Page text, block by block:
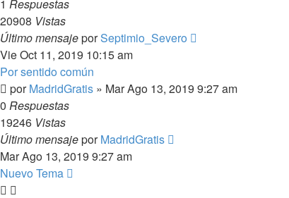
1 Respuestas
20908 Vistas
Último mensajeporSeptimio_Severo
Vie Oct 11, 2019 10:15 am
Por sentido común
porMadridGratis » Mar Ago 13, 2019 9:27 am
0 Respuestas
19246 Vistas
Último mensajeporMadridGratis
Mar Ago 13, 2019 9:27 am
Nuevo Tema